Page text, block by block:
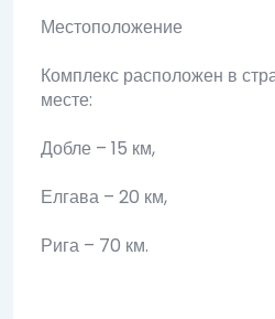
Местоположение
Комплекс расположен в
месте:
Добле – 15 км,
Елгава – 20 км,
Рига – 70 км.